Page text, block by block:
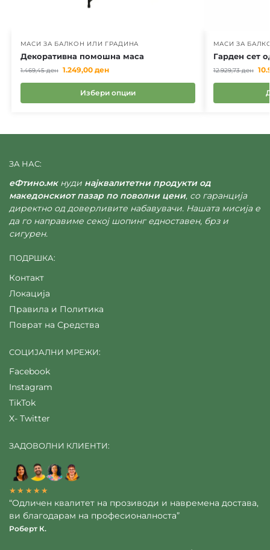
МАСИ ЗА БАЛКОН ИЛИ ГРАДИНА
Декоративна помошна маса
1.469,45ден 1.249,00 ден
Избери опции
МАСИ ЗА
Гарден сет
12.929,73ден
ЗА НАС:
еФтино.мкнуди најквалитетни продукти од
македонскиот пазар по поволни цени, со гаранција
директно од доверливите набавувачи. Нашата мисија е
да го направиме секој шопинг едноставен, брз и
сигурен.
ПОДРШКА:
Контакт
Локација
Правила и Политика
Поврат на Средства
СОЦИЈАЛНИ МРЕЖИ:
Facebook
Instagram
TikTok
X- Twitter
ЗАДОВОЛНИ КЛИЕНТИ:
★★★★★
“Одличен квалитет на прозиводи и навремена достава,
ви благодарам на професионалноста”
Роберт К.